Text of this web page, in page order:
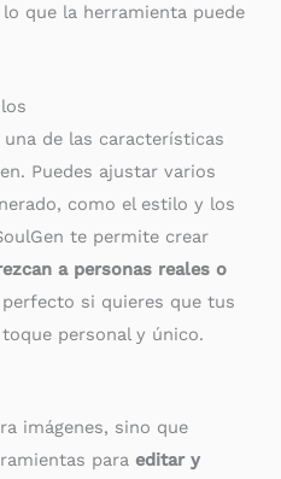
que la herramienta puede
de las características
Puedes ajustar varios
como el estilo y los
te permite crear
a personas reales o
si quieres que tus
personal y único.
imágenes, sino que
para editar y